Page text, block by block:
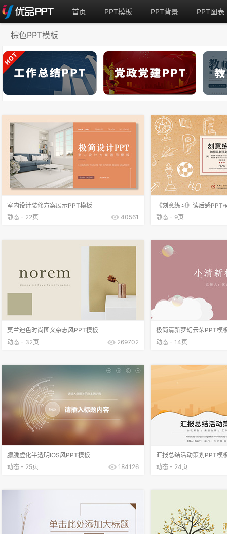
首页 PPT模板 PPT背景 PPT图表
棕色PPT模板
室内设计装修方案展示PPT模板
静态 - 22页
40561
《刻意练习》读后感PPT
静态 - 9页
莫兰迪色时尚图文杂志风PPT模板
动态 - 32页
269702
极简清新梦幻云朵PPT模
动态 - 14页
朦胧虚化半透明IOS风PPT模板
动态 - 25页
184126
汇报总结活动策划PPT模
动态 - 24页